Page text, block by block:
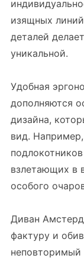
изящных
деталей
уникальной.
Удобная
дополняются
дизайна,
вид.
взлетающих в
особого
Диван
фактуру и
неповторимый